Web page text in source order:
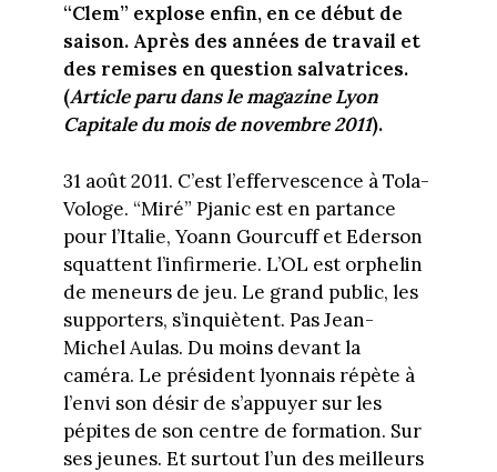
“Clem” explose enfin, en ce début de
saison. Après des années de travail et
des remises en question salvatrices.
(Article paru dans le magazine Lyon
Capitale du mois de novembre 2011).
31 août 2011. C’est l’effervescence à Tola-
Vologe. “Miré” Pjanic est en partance
pour l’Italie, Yoann Gourcuff et Ederson
squattent l’infirmerie. L’OL est orphelin
de meneurs de jeu. Le grand public, les
supporters, s’inquiètent. Pas Jean-
Michel Aulas. Du moins devant la
caméra. Le président lyonnais répète à
l’envi son désir de s’appuyer sur les
pépites de son centre de formation. Sur
ses jeunes. Et surtout l’un des meilleurs